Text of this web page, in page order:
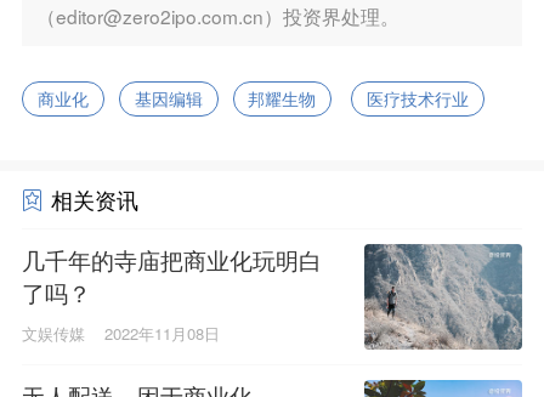
（editor@zero2ipo.com.cn）投资界处理。
商业化 基因编辑 邦耀生物 医疗技术行业
相关资讯
几千年的寺庙把商业化玩明白
了吗？
文娱传媒 2022年11月08日